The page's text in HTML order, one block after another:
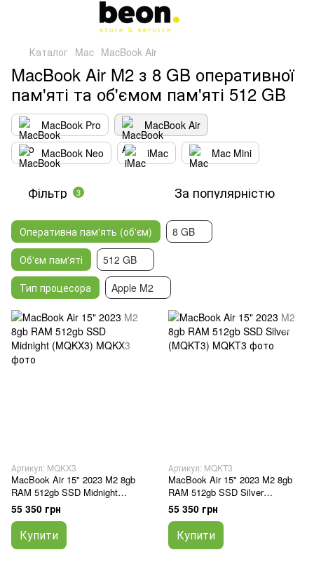
Каталог Mac MacBook Air
MacBook Air M2 з 8 GB оперативної
пам'яті та об'ємом пам'яті 512 GB
MacBook Pro
MacBook Air
MacBook Neo
iMac Mac Mini
Фільтр 3 За популярністю
Оперативна пам'ять (об'єм)
8 GB
Об'єм пам'яті
512 GB
Тип процесора
Apple M2
Артикул: MQKX3
MacBook Air 15" 2023 M2 8gb
RAM 512gb SSD Midnight
(MQKX3)
55 350 грн
Купити
Артикул: MQKT3
MacBook Air 15" 2023 M2 8gb
RAM 512gb SSD Silver
(MQKT3)
55 350 грн
Купити